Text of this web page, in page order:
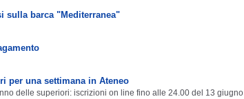
sulla barca "Mediterranea"
per una settimana in Ateneo
delle superiori: iscrizioni on line fino alle 24.00 del 13 giugno